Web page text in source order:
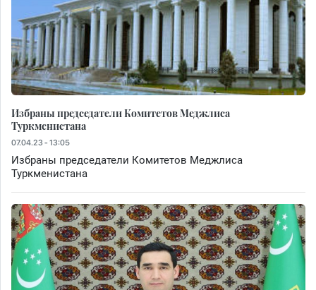
Избраны председатели Комитетов Меджлиса
Туркменистана
07.04.23 - 13:05
Избраны председатели Комитетов Меджлиса
Туркменистана